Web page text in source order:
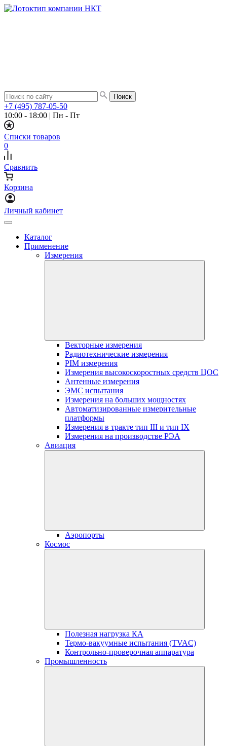
+7 (495) 787-05-50
10:00 - 18:00 | Пн - Пт
Списки товаров
0
Сравнить
Корзина
Личный кабинет
Каталог
Применение
Измерения
Векторные измерения
Радиотехнические измерения
PIM измерения
Измерения высокоскоростных средств ЦОС
Антенные измерения
ЭМС испытания
Измерения на больших мощностях
Автоматизированные измерительные
платформы
Измерения в тракте тип III и тип IX
Измерения на производстве РЭА
Авиация
Аэропорты
Космос
Полезная нагрузка КА
Термо-вакуумные испытания (TVAC)
Контрольно-проверочная аппаратура
Промышленность